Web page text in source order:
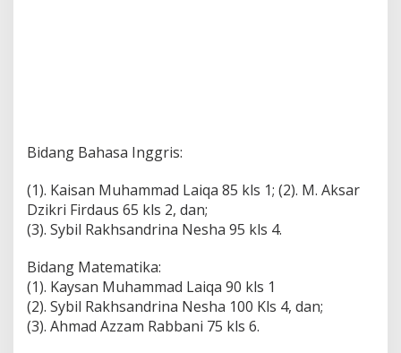
Bidang Bahasa Inggris:
(1). Kaisan Muhammad Laiqa 85 kls 1; (2). M. Aksar
Dzikri Firdaus 65 kls 2, dan;
(3). Sybil Rakhsandrina Nesha 95 kls 4.
Bidang Matematika:
(1). Kaysan Muhammad Laiqa 90 kls 1
(2). Sybil Rakhsandrina Nesha 100 Kls 4, dan;
(3). Ahmad Azzam Rabbani 75 kls 6.